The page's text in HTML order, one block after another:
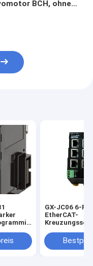
BCH, ohne
GX-JC06 6-
EtherCAT-